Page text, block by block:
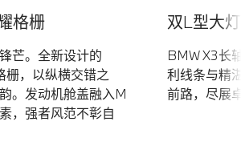
格栅
芒。全新设计的
栅，以纵横交错之
。发动机舱盖融入M
，强者风范不彰自
双L型大灯
BMW X3长
利线条与精
前路，尽展